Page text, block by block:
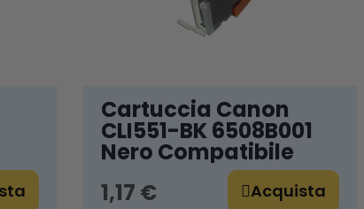
Cartuccia Canon
CLI551-BK 6508B001
Nero Compatibile
1,17 €
Acquista